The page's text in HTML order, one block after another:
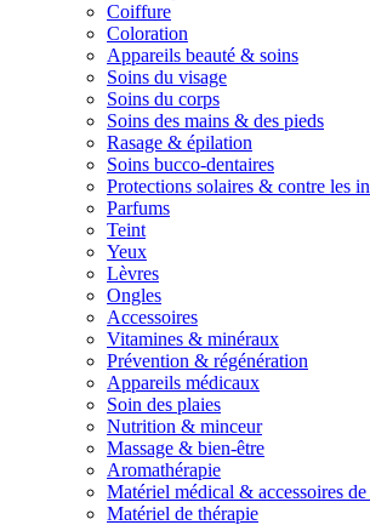
Coiffure
Coloration
Appareils beauté & soins
Soins du visage
Soins du corps
Soins des mains & des pieds
Rasage & épilation
Soins bucco-dentaires
Protections solaires & contre les
Parfums
Teint
Yeux
Lèvres
Ongles
Accessoires
Vitamines & minéraux
Prévention & régénération
Appareils médicaux
Soin des plaies
Nutrition & minceur
Massage & bien-être
Aromathérapie
Matériel médical & accessoires de
Matériel de thérapie